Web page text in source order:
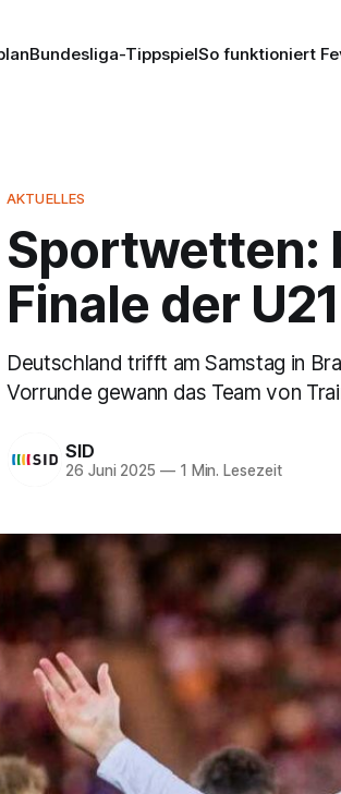
Bundesliga-TippspielSo funktioniert
AKTUELLES
Sportwetten:
Finale der
Deutschland trifft am Samstag in
Vorrunde gewann das Team von
SID
26 Juni 2025 —1 Min. Lesezeit